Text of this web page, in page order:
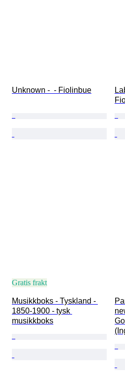
Unknown -  - Fiolinbue
Gratis frakt
Musikkboks - Tyskland -
1850-1900 - tysk
musikkboks